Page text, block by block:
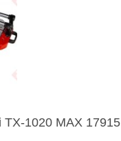
TX-1020 MAX 17915